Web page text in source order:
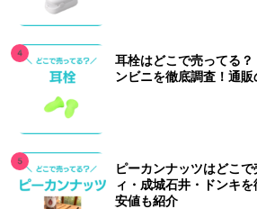
耳栓はどこで売ってる
ンビニを徹底調査！通
ピーカンナッツはどこ
ィ・成城石井・ドンキ
安値も紹介